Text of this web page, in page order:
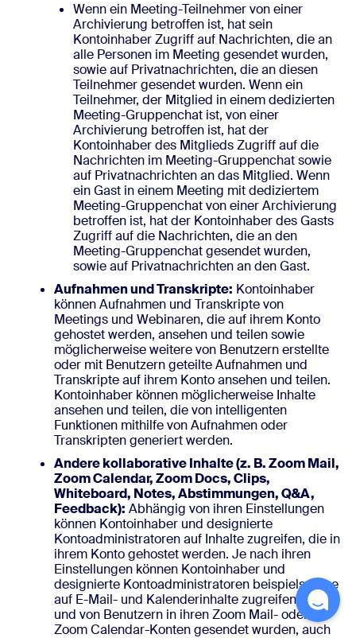
Wenn ein Meeting-Teilnehmer von einer
Archivierung betroffen ist, hat sein
Kontoinhaber Zugriff auf Nachrichten, die an
alle Personen im Meeting gesendet wurden,
sowie auf Privatnachrichten, die an diesen
Teilnehmer gesendet wurden. Wenn ein
Teilnehmer, der Mitglied in einem dedizierten
Meeting-Gruppenchat ist, von einer
Archivierung betroffen ist, hat der
Kontoinhaber des Mitglieds Zugriff auf die
Nachrichten im Meeting-Gruppenchat sowie
auf Privatnachrichten an das Mitglied. Wenn
ein Gast in einem Meeting mit dediziertem
Meeting-Gruppenchat von einer Archivierung
betroffen ist, hat der Kontoinhaber des Gasts
Zugriff auf die Nachrichten, die an den
Meeting-Gruppenchat gesendet wurden,
sowie auf Privatnachrichten an den Gast.
Aufnahmen und Transkripte: Kontoinhaber
können Aufnahmen und Transkripte von
Meetings und Webinaren, die auf ihrem Konto
gehostet werden, ansehen und teilen sowie
möglicherweise weitere von Benutzern erstellte
oder mit Benutzern geteilte Aufnahmen und
Transkripte auf ihrem Konto ansehen und teilen.
Kontoinhaber können möglicherweise Inhalte
ansehen und teilen, die von intelligenten
Funktionen mithilfe von Aufnahmen oder
Transkripten generiert werden.
Andere kollaborative Inhalte (z. B. Zoom Mail,
Zoom Calendar, Zoom Docs, Clips,
Whiteboard, Notes, Abstimmungen, Q&A,
Feedback): Abhängig von ihren Einstellungen
können Kontoinhaber und designierte
Kontoadministratoren auf Inhalte zugreifen, die in
ihrem Konto gehostet werden. Je nach ihren
Einstellungen können Kontoinhaber und
designierte Kontoadministratoren beispielsweise
auf E-Mail- und Kalenderinhalte zugreifen, die an
und von Benutzern in ihren Zoom Mail- oder
Zoom Calendar-Konten gesendet wurden, auch